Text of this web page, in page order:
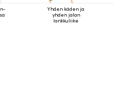
Yhden käden ja
yhden jalan
lankkuliike